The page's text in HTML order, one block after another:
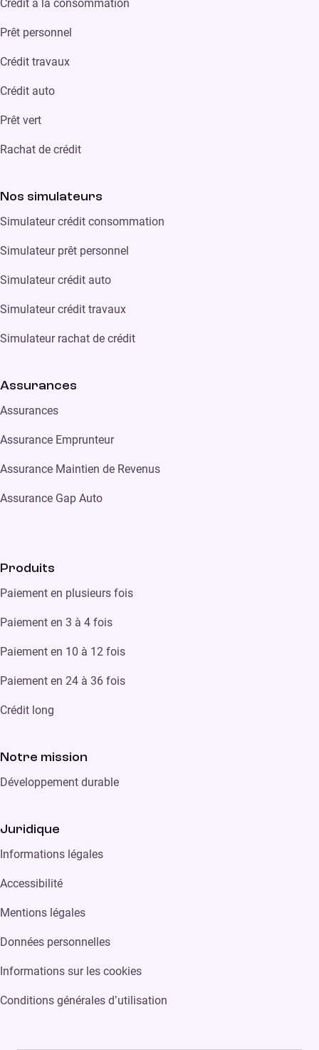
Crédit à la consommation
Prêt personnel
Crédit travaux
Crédit auto
Prêt vert
Rachat de crédit
Nos simulateurs
Simulateur crédit consommation
Simulateur prêt personnel
Simulateur crédit auto
Simulateur crédit travaux
Simulateur rachat de crédit
Assurances
Assurances
Assurance Emprunteur
Assurance Maintien de Revenus
Assurance Gap Auto
Produits
Paiement en plusieurs fois
Paiement en 3 à 4 fois
Paiement en 10 à 12 fois
Paiement en 24 à 36 fois
Crédit long
Notre mission
Développement durable
Juridique
Informations légales
Accessibilité
Mentions légales
Données personnelles
Informations sur les cookies
Conditions générales d’utilisation